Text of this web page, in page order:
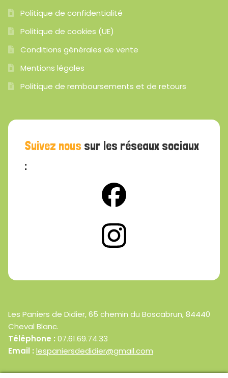
Politique de confidentialité
Politique de cookies (UE)
Conditions générales de vente
Mentions légales
Politique de remboursements et de retours
Suivez nous sur les réseaux sociaux
:
Les Paniers de Didier, 65 chemin du Boscabrun, 84440
Cheval Blanc.
Téléphone : 07.61.69.74.33
Email : lespaniersdedidier@gmail.com